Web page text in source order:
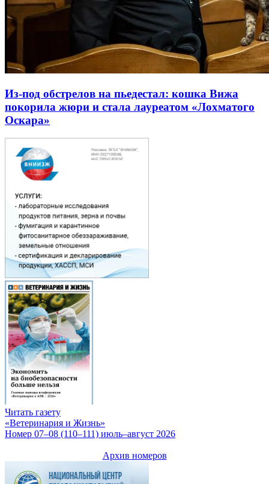
Из-под обстрелов на пьедестал: кошка Вижа
покорила жюри и стала лауреатом «Лохматого
Оскара»
Читать газету
«Ветеринария и Жизнь»
Номер 07–08 (110–111) июль–август 2026
Архив номеров